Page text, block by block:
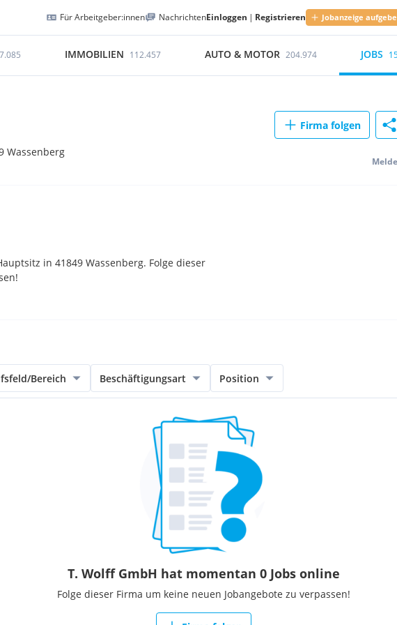
Für Arbeitgeber:innen NachrichtenEinloggen | Registrieren Jobanzeige
IMMOBILIEN 112.457 AUTO & MOTOR 204.974 JOBS
Wassenberg
Firma folgen
in 41849 Wassenberg. Folge dieser
Bereich Beschäftigungsart Position
T. Wolff GmbH hat momentan 0 Jobs online
Folge dieser Firma um keine neuen Jobangebote zu verpassen!